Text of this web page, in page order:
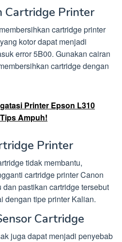
Cartridge Printer
cartridge printer
kotor dapat menjadi
error 5B00. Gunakan cairan
cartridge dengan
Printer Epson L310
Ampuh!
Printer
tidak membantu,
cartridge printer Canon
pastikan cartridge tersebut
dengan tipe printer Kalian.
Cartridge
juga dapat menjadi penyebab